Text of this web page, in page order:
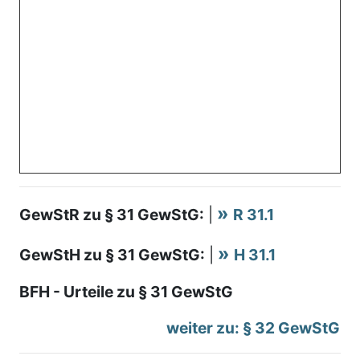
GewStR zu § 31 GewStG: R 31.1
GewStH zu § 31 GewStG:
H 31.1
BFH - Urteile zu § 31 GewStG
weiter zu: § 32 GewStG